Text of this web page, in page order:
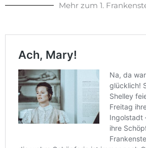
Mehr zum 1.